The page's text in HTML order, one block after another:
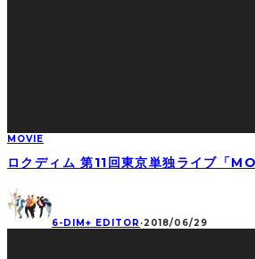
MOVIE
ロクディム 第11回東京単独ライブ「
6-DIM+ EDITOR ·2018/06/29